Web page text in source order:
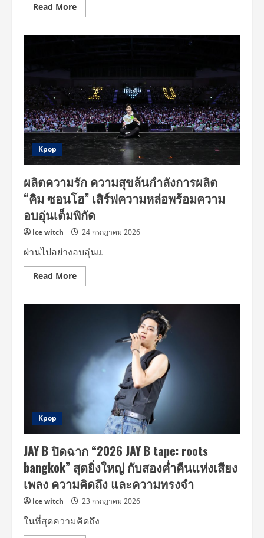
Read MoreRead
more
เสิร์ฟ
โมเมนต์
สุด
พิเศษ!
ใน
“JACOB
1st
Asia
Showcase
[More
Than
Tour
2026
in
Bangkok”
ประเดิม
เอเชีย
โชว์
เคส
เดี่ยว
ครั้ง
แรก
ที่
กรุงเทพฯ
19
นี้
Kpop
ผลิตความรัก ความสุขล้นกำลังการผลิต
“คิม ซอนโฮ” เสิร์ฟความหล่อพร้อมความ
อบอุ่นเต็มพิกัด
Ice witch 24 กรกฎาคม 2026
ผ่านไปอย่างอบอุ่นแ
Read MoreRead
more
กำลัง
การ
โฮ”
เสิร์ฟ
หล่อ
ความ
อบอุ่น
เต็ม
พิกัด
Kpop
JAY B ปิดฉาก “2026 JAY B tape: roots
bangkok” สุดยิ่งใหญ่ กับสองค่ำคืนแห่งเสียง
เพลง ความคิดถึง และความทรงจำ
Ice witch 23 กรกฎาคม 2026
ในที่สุดความคิดถึง